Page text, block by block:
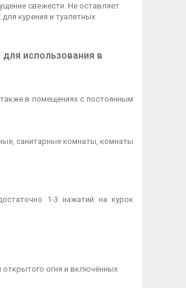
свежести. Не оставляет
курения и туалетных
использования в
в помещениях с постоянным
санитарные комнаты, комнаты
1-3 нажатий на курок
открытого огня и включённых